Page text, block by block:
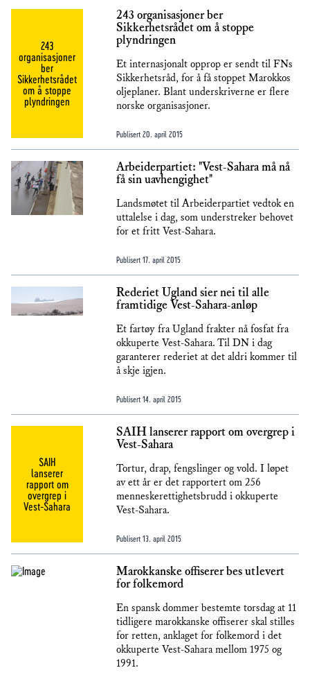
243
organisasjoner
ber
Sikkerhetsrådet
om å stoppe
plyndringen
243 organisasjoner ber
Sikkerhetsrådet om å stoppe
plyndringen
Et internasjonalt opprop er sendt til FNs
Sikkerhetsråd, for å få stoppet Marokkos
oljeplaner. Blant underskriverne er flere
norske organisasjoner.
Publisert 20. april 2015
Arbeiderpartiet: "Vest-Sahara må nå
få sin uavhengighet"
Landsmøtet til Arbeiderpartiet vedtok en
uttalelse i dag, som understreker behovet
for et fritt Vest-Sahara.
Publisert 17. april 2015
Rederiet Ugland sier nei til alle
framtidige Vest-Sahara-anløp
Et fartøy fra Ugland frakter nå fosfat fra
okkuperte Vest-Sahara. Til DN i dag
garanterer rederiet at det aldri kommer til
å skje igjen.
Publisert 14. april 2015
SAIH
lanserer
rapport om
overgrep i
Vest-Sahara
SAIH lanserer rapport om overgrep i
Vest-Sahara
Tortur, drap, fengslinger og vold. I løpet
av ett år er det rapportert om 256
menneskerettighetsbrudd i okkuperte
Vest-Sahara.
Publisert 13. april 2015
Marokkanske offiserer bes utlevert
for folkemord
En spansk dommer bestemte torsdag at 11
tidligere marokkanske offiserer skal stilles
for retten, anklaget for folkemord i det
okkuperte Vest-Sahara mellom 1975 og
1991.